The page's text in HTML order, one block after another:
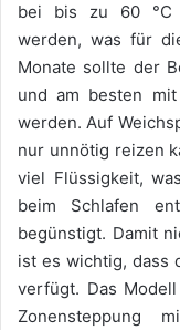
bei bis zu 60 °C
werden, was für
Monate sollte der
und am besten
werden. Auf
nur unnötig reizen
viel Flüssigkeit,
beim Schlafen
begünstigt. Damit
ist es wichtig, dass
verfügt. Das
Zonensteppung